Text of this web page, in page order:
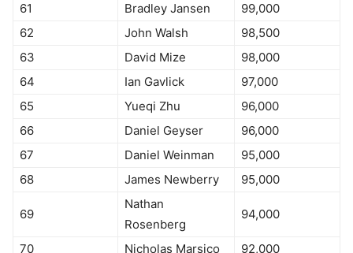
61
Bradley Jansen
99,000
62
John Walsh
98,500
63
David Mize
98,000
64
Ian Gavlick
97,000
65
Yueqi Zhu
96,000
66
Daniel Geyser
96,000
67
Daniel Weinman
95,000
68
James Newberry 95,000
69
Nathan
Rosenberg
94,000
70 Nicholas Marsico
92,000